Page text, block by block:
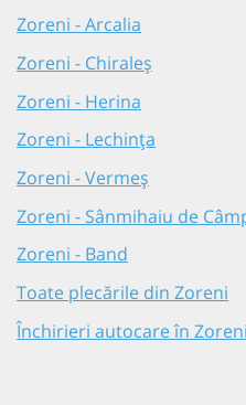
Zoreni - Arcalia
Zoreni - Chiraleș
Zoreni - Herina
Zoreni - Lechința
Zoreni - Vermeș
Zoreni - Sânmihaiu de
Zoreni - Band
Toate plecările din Zoreni
Închirieri autocare în Zoreni